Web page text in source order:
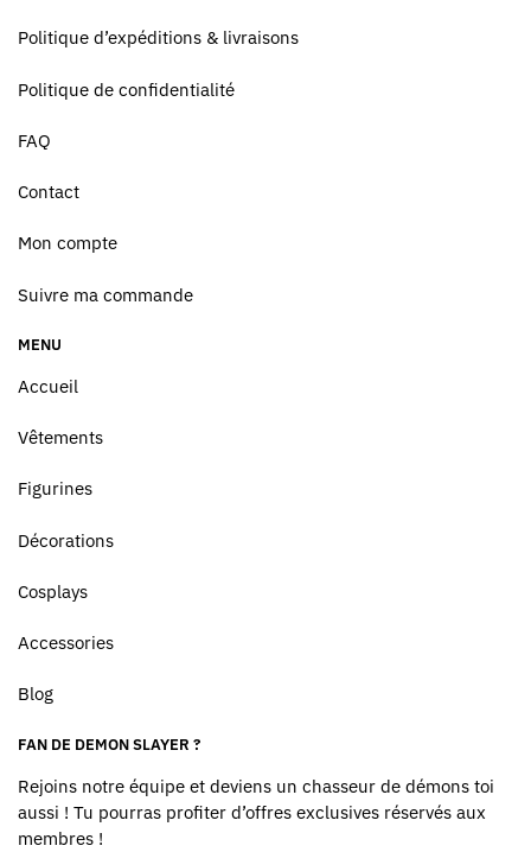
Politique d’expéditions & livraisons
Politique de confidentialité
FAQ
Contact
Mon compte
Suivre ma commande
MENU
Accueil
Vêtements
Figurines
Décorations
Cosplays
Accessories
Blog
FAN DE DEMON SLAYER ?
Rejoins notre équipe et deviens un chasseur de démons toi
aussi ! Tu pourras profiter d’offres exclusives réservés aux
membres !